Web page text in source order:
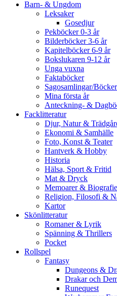
Barn- & Ungdom
Leksaker
Gosedjur
Pekböcker 0-3 år
Bilderböcker 3-6 år
Kapitelböcker 6-9 år
Bokslukaren 9-12 år
Unga vuxna
Faktaböcker
Sagosamlingar/
Mina första år
Anteckning- &
Facklitteratur
Djur, Natur &
Ekonomi & Samhälle
Foto, Konst & Teater
Hantverk & Hobby
Historia
Hälsa, Sport & Fritid
Mat & Dryck
Memoarer &
Religion, Filosofi &
Kartor
Skönlitteratur
Romaner & Lyrik
Spänning & Thrillers
Pocket
Rollspel
Fantasy
Dungeons &
Drakar och
Runequest